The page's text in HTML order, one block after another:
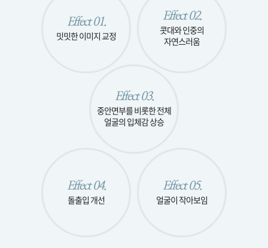
Effect 01.
밋밋한이미지 교정
Effect 02.
콧대와 인중의
자연스러움
Effect 03.
중안면부를 비롯한전체
얼굴의 입체감 상승
Effect 04.
돌출입 개선
Effect 05.
얼굴이 작아보임